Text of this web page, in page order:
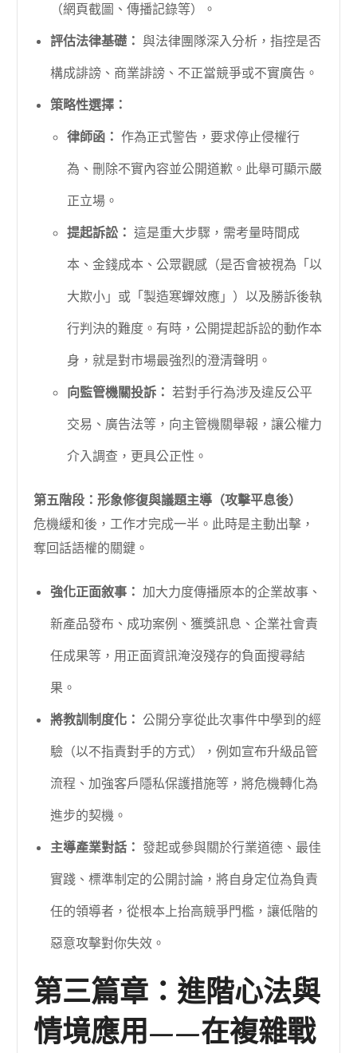
（網頁截圖、傳播記錄等）。
評估法律基礎： 與法律團隊深入分析，指控是否
構成誹謗、商業誹謗、不正當競爭或不實廣告。
策略性選擇：
律師函： 作為正式警告，要求停止侵權行
為、刪除不實內容並公開道歉。此舉可顯示嚴
正立場。
提起訴訟： 這是重大步驟，需考量時間成
本、金錢成本、公眾觀感（是否會被視為「以
大欺小」或「製造寒蟬效應」）以及勝訴後執
行判決的難度。有時，公開提起訴訟的動作本
身，就是對市場最強烈的澄清聲明。
向監管機關投訴： 若對手行為涉及違反公平
交易、廣告法等，向主管機關舉報，讓公權力
介入調查，更具公正性。
第五階段：形象修復與議題主導（攻擊平息後）
危機緩和後，工作才完成一半。此時是主動出擊，
奪回話語權的關鍵。
強化正面敘事： 加大力度傳播原本的企業故事、
新產品發布、成功案例、獲獎訊息、企業社會責
任成果等，用正面資訊淹沒殘存的負面搜尋結
果。
將教訓制度化： 公開分享從此次事件中學到的經
驗（以不指責對手的方式），例如宣布升級品管
流程、加強客戶隱私保護措施等，將危機轉化為
進步的契機。
主導產業對話： 發起或參與關於行業道德、最佳
實踐、標準制定的公開討論，將自身定位為負責
任的領導者，從根本上抬高競爭門檻，讓低階的
惡意攻擊對你失效。
第三篇章：進階心法與
情境應用——在複雜戰